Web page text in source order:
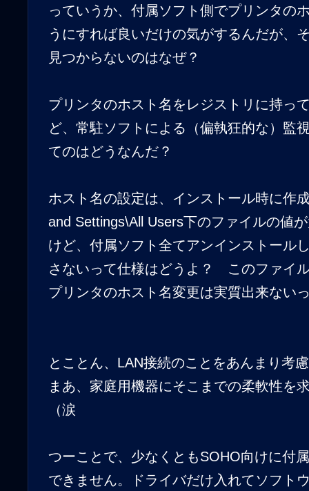
っていうか、付属ソフト側でプリンタの
うにすれば良いだけの気がするんだが、
見つからないのはなぜ？
プリンタのホスト名をレジストリに持っ
ど、常駐ソフトによる（偏執狂的な）監
てのはどうなんだ？
ホスト名の設定は、インストール時に作
and Settings\All Users下のファイルの値
けど、付属ソフト全てアンインストール
さないって仕様はどうよ？ このファイ
プリンタのホスト名変更は実質出来ない
とことん、LAN接続のことをあんまり考
まあ、家庭用機器にそこまでの柔軟性を
（涙
つーことで、少なくともSOHO向けに付
できません。ドライバだけ入れてソフト